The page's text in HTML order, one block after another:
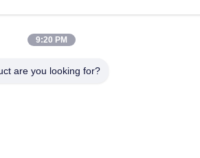
улица Шиян, район Баоань,
уединения|Карта сайта
9:20 PM
are you looking for?